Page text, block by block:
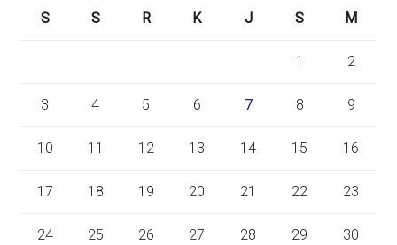
S
S R K J S M
1 2
3 4 5 6 7 8 9
10 11 12 13 14 15 16
17 18 19 20 21 22 23
24 25 26 27 28 29 30